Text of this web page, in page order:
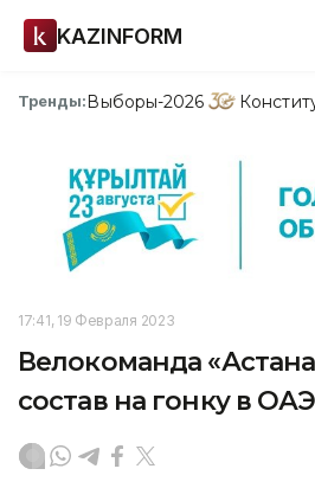
KAZINFORM
Тренды:Выборы-2026
17:41, 19 Февраля 2023
Велокоманда
состав на гонку в ОАЭ